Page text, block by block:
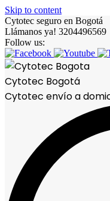
Skip to content
Cytotec seguro en Bogotá
Llámanos ya! 3204496569
Follow us:
Cytotec Bogotá
Cytotec envío a